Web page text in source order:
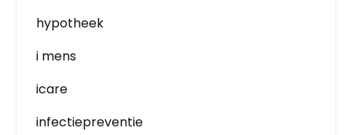
hypotheek
i mens
icare
infectiepreventie